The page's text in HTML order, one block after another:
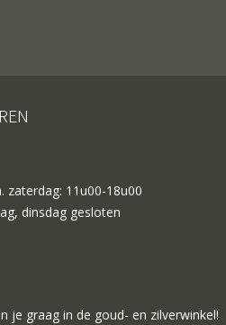
zaterdag: 11u00-18u00
dinsdag gesloten
je graag in de goud- en zilverwinkel!